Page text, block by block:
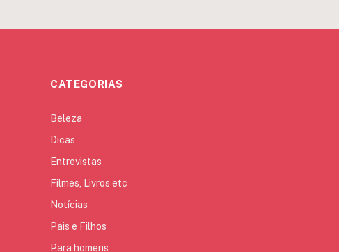
CATEGORIAS
Beleza
Dicas
Entrevistas
Filmes, Livros etc
Notícias
Pais e Filhos
Para homens